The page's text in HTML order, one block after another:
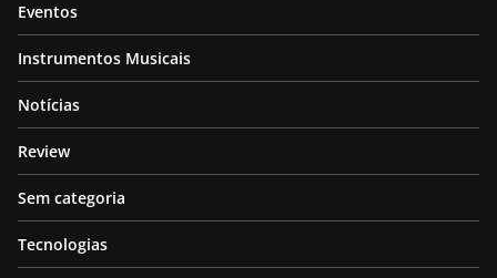
Eventos
Instrumentos Musicais
Notícias
Review
Sem categoria
Tecnologias